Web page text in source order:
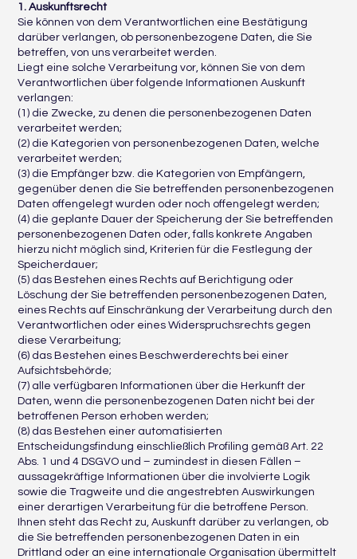
1. Auskunftsrecht
Sie können von dem Verantwortlichen eine Bestätigung
darüber verlangen, ob personenbezogene Daten, die Sie
betreffen, von uns verarbeitet werden.
Liegt eine solche Verarbeitung vor, können Sie von dem
Verantwortlichen über folgende Informationen Auskunft
verlangen:
(1) die Zwecke, zu denen die personenbezogenen Daten
verarbeitet werden;
(2) die Kategorien von personenbezogenen Daten, welche
verarbeitet werden;
(3) die Empfänger bzw. die Kategorien von Empfängern,
gegenüber denen die Sie betreffenden personenbezogenen
Daten offengelegt wurden oder noch offengelegt werden;
(4) die geplante Dauer der Speicherung der Sie betreffenden
personenbezogenen Daten oder, falls konkrete Angaben
hierzu nicht möglich sind, Kriterien für die Festlegung der
Speicherdauer;
(5) das Bestehen eines Rechts auf Berichtigung oder
Löschung der Sie betreffenden personenbezogenen Daten,
eines Rechts auf Einschränkung der Verarbeitung durch den
Verantwortlichen oder eines Widerspruchsrechts gegen
diese Verarbeitung;
(6) das Bestehen eines Beschwerderechts bei einer
Aufsichtsbehörde;
(7) alle verfügbaren Informationen über die Herkunft der
Daten, wenn die personenbezogenen Daten nicht bei der
betroffenen Person erhoben werden;
(8) das Bestehen einer automatisierten
Entscheidungsfindung einschließlich Profiling gemäß Art. 22
Abs. 1 und 4 DSGVO und – zumindest in diesen Fällen –
aussagekräftige Informationen über die involvierte Logik
sowie die Tragweite und die angestrebten Auswirkungen
einer derartigen Verarbeitung für die betroffene Person.
Ihnen steht das Recht zu, Auskunft darüber zu verlangen, ob
die Sie betreffenden personenbezogenen Daten in ein
Drittland oder an eine internationale Organisation übermittelt